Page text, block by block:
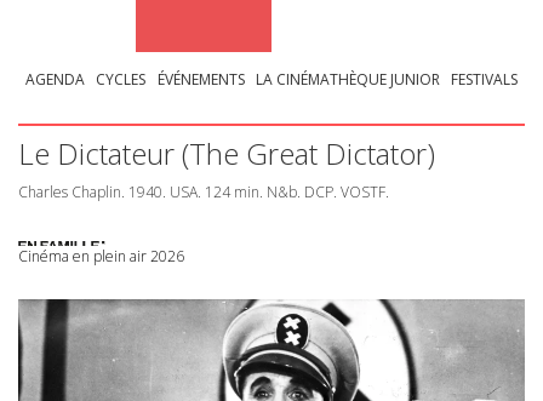
AGENDA CYCLES ÉVÉNEMENTS LA CINÉMATHÈQUE JUNIOR FESTIVALS
Le Dictateur (The Great Dictator)
Charles Chaplin. 1940. USA. 124 min. N&b. DCP. VOSTF.
Cinéma en plein air 2026